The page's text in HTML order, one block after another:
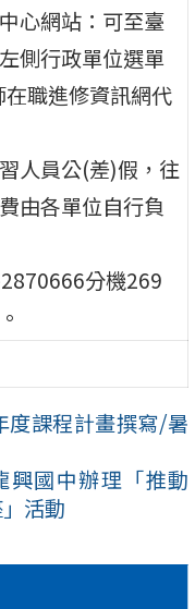
心網站：可至臺
側行政單位選單
職進修資訊網代
人員公(差)假，往
由各單位自行負
分機269
度課程計畫撰寫/暑
興國中辦理「推動
活動